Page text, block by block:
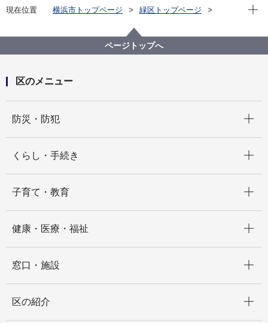
現在位置 横浜市トップページ
緑区トップページ
【第39回】「ふらっとホール」イベント（山下地域ケ
アプラザ）に参加しました
現在
ページトップへ
区のメニュー
防災・防犯
くらし・手続き
子育て・教育
健康・医療・福祉
窓口・施設
区の紹介